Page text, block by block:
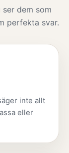
dem som
perfekta svar.
inte allt
eller